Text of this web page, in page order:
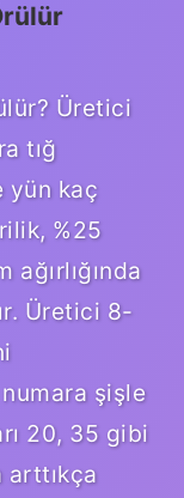
Üretici
tığ
yün kaç
%25
Üretici 8-
şişle
20, 35 gibi
arttıkça